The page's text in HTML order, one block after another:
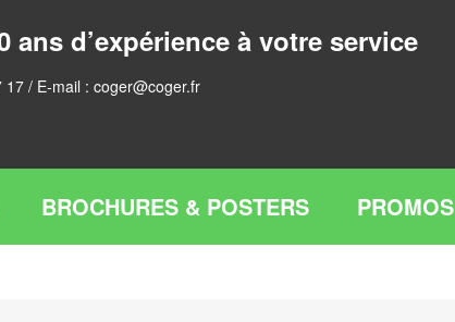
ans d’expérience à votre service
17 / E-mail : coger@coger.fr
BROCHURES & POSTERS PROMOS